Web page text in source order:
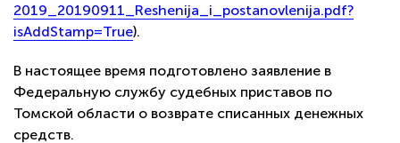
2019_20190911_Reshenija_i_postanovlenija.pdf?
isAddStamp=True).
В настоящее время подготовлено заявление в
Федеральную службу судебных приставов по
Томской области о возврате списанных денежных
средств.